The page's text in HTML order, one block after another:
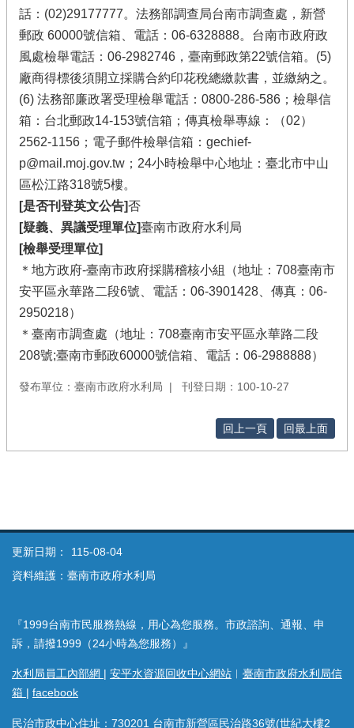
話：(02)29177777。法務部調查局台南市調查處，新營
郵政 60000號信箱、電話：06-6328888。台南市政府政
風處檢舉電話：06-2982746，臺南郵政第22號信箱。(5)
廠商得標後須開立採購合約印花稅總繳款書，並繳納之。
(6) 法務部廉政署受理檢舉電話：0800-286-586；檢舉信
箱：台北郵政14-153號信箱；傳真檢舉專線：（02）
2562-1156；電子郵件檢舉信箱：gechief-
p@mail.moj.gov.tw；24小時檢舉中心地址：臺北市中山
區松江路318號5樓。
[是否刊登英文公告]否
[疑義、異議受理單位]臺南市政府水利局
[檢舉受理單位]
＊地方政府-臺南市政府採購稽核小組（地址：708臺南市
安平區永華路二段6號、電話：06-3901428、傳真：06-
2950218）
＊臺南市調查處（地址：708臺南市安平區永華路二段
208號;臺南市郵政60000號信箱、電話：06-2988888）
發布單位：臺南市政府水利局 刊登日期：100-10-27
回上一頁 回最上面
更新日期：
115-08-04
資料維護：臺南市政府水利局
『1999台南市民服務熱線，用心為您服務。市政諮詢、通報、申
訴，請撥1999（24小時為您服務）』
水利局員工內部網 | 安平水資源回收中心網站 ︱ 臺南市政府水利局信
箱 | facebook
民治市政中心住址：730201 台南市新營區民治路36號(世紀大樓2